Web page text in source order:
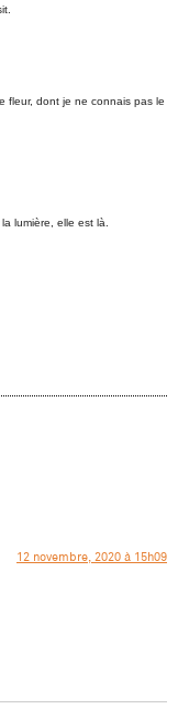
fleur, dont je ne connais pas le
lumière, elle est là.
12 novembre, 2020 à 15h09